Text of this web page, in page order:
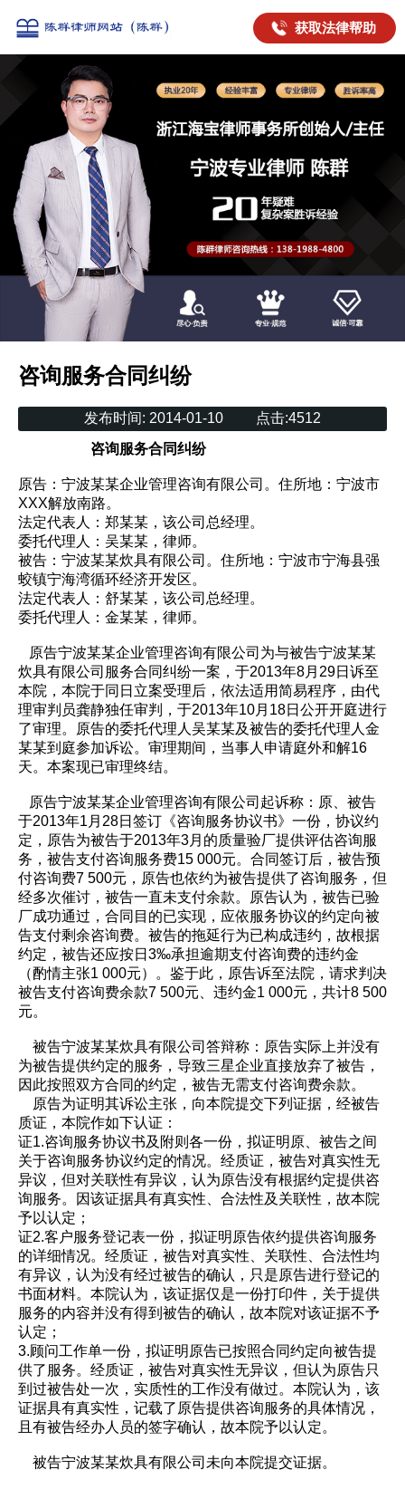
获取法律帮助
咨询服务合同纠纷
发布时间: 2014-01-10 点击:4512
咨询服务合同纠纷
原告：宁波某某企业管理咨询有限公司。住所地：宁波市
XXX解放南路。
法定代表人：郑某某，该公司总经理。
委托代理人：吴某某，律师。
被告：宁波某某炊具有限公司。住所地：宁波市宁海县强
蛟镇宁海湾循环经济开发区。
法定代表人：舒某某，该公司总经理。
委托代理人：金某某，律师。
原告宁波某某企业管理咨询有限公司为与被告宁波某某
炊具有限公司服务合同纠纷一案，于2013年8月29日诉至
本院，本院于同日立案受理后，依法适用简易程序，由代
理审判员龚静独任审判，于2013年10月18日公开开庭进行
了审理。原告的委托代理人吴某某及被告的委托代理人金
某某到庭参加诉讼。审理期间，当事人申请庭外和解16
天。本案现已审理终结。
原告宁波某某企业管理咨询有限公司起诉称：原、被告
于2013年1月28日签订《咨询服务协议书》一份，协议约
定，原告为被告于2013年3月的质量验厂提供评估咨询服
务，被告支付咨询服务费15 000元。合同签订后，被告预
付咨询费7 500元，原告也依约为被告提供了咨询服务，但
经多次催讨，被告一直未支付余款。原告认为，被告已验
厂成功通过，合同目的已实现，应依服务协议的约定向被
告支付剩余咨询费。被告的拖延行为已构成违约，故根据
约定，被告还应按日3‰承担逾期支付咨询费的违约金
（酌情主张1 000元）。鉴于此，原告诉至法院，请求判决
被告支付咨询费余款7 500元、违约金1 000元，共计8 500
元。
被告宁波某某炊具有限公司答辩称：原告实际上并没有
为被告提供约定的服务，导致三星企业直接放弃了被告，
因此按照双方合同的约定，被告无需支付咨询费余款。
原告为证明其诉讼主张，向本院提交下列证据，经被告
质证，本院作如下认证：
证1.咨询服务协议书及附则各一份，拟证明原、被告之间
关于咨询服务协议约定的情况。经质证，被告对真实性无
异议，但对关联性有异议，认为原告没有根据约定提供咨
询服务。因该证据具有真实性、合法性及关联性，故本院
予以认定；
证2.客户服务登记表一份，拟证明原告依约提供咨询服务
的详细情况。经质证，被告对真实性、关联性、合法性均
有异议，认为没有经过被告的确认，只是原告进行登记的
书面材料。本院认为，该证据仅是一份打印件，关于提供
服务的内容并没有得到被告的确认，故本院对该证据不予
认定；
3.顾问工作单一份，拟证明原告已按照合同约定向被告提
供了服务。经质证，被告对真实性无异议，但认为原告只
到过被告处一次，实质性的工作没有做过。本院认为，该
证据具有真实性，记载了原告提供咨询服务的具体情况，
且有被告经办人员的签字确认，故本院予以认定。
被告宁波某某炊具有限公司未向本院提交证据。